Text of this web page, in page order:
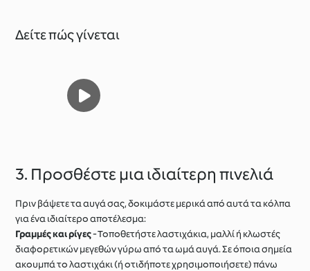
Δείτε πώς γίνεται
3. Προσθέστε μια ιδιαίτερη πινελιά
Πριν βάψετε τα αυγά σας, δοκιμάστε μερικά από αυτά τα κόλπα
για ένα ιδιαίτερο αποτέλεσμα:
Γραμμές και ρίγες- Τοποθετήστε λαστιχάκια, μαλλί ή κλωστές
διαφορετικών μεγεθών γύρω από τα ωμά αυγά. Σε όποια σημεία
ακουμπά το λαστιχάκι (ή οτιδήποτε χρησιμοποιήσετε) πάνω